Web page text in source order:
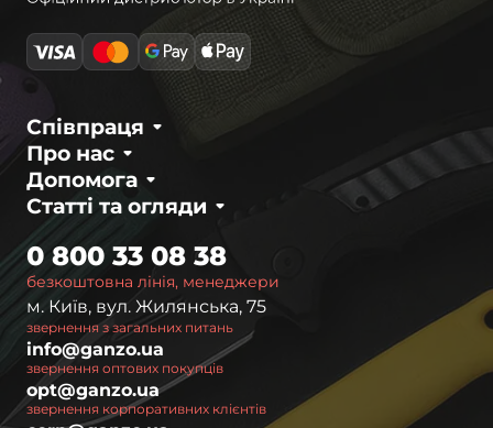
Про нас
Співпраця
Статті та огляди
Допомога
безкоштовна лінія, менеджери
0 800 33 08 38
м. Київ, вул. Жилянська, 75
звернення з загальних питань
info@ganzo.ua
звернення оптових покупців
opt@ganzo.ua
звернення корпоративних клієнтів